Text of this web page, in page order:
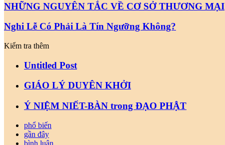
NHỮNG NGUYÊN TẮC VỀ CƠ SỞ THƯƠNG MẠI
Nghi Lễ Có Phải Là Tín Ngưỡng Không?
Kiểm tra thêm
Untitled Post
GIÁO LÝ DUYÊN KHỞI
Ý NIỆM NIẾT-BÀN trong ĐẠO PHẬT
phổ biến
gần đây
bình luận